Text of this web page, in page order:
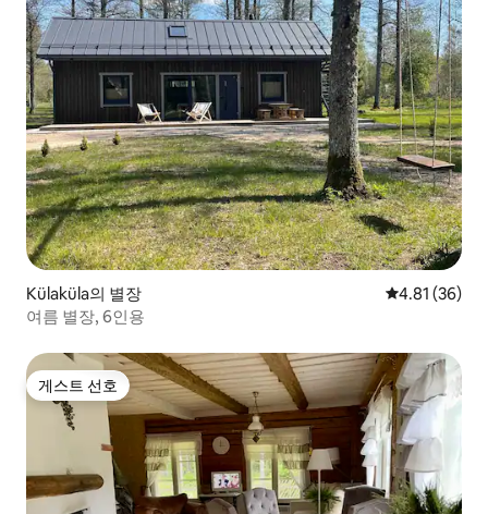
Külaküla의 별장 평점 4.81점
4.81 (36)
여름 별장, 6인용
게스트 선호
게스트 선호